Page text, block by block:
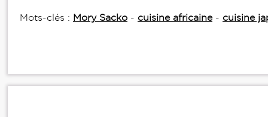
Mots-clés : Mory Sacko - cuisine africaine- cuisine